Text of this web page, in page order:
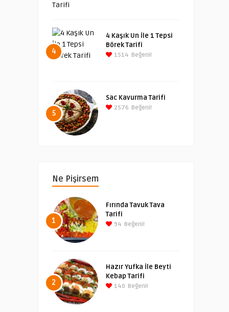
4
4 Kaşık Un İle 1 Tepsi
Börek Tarifi
1514 Beğeni!
5
Sac Kavurma Tarifi
2576 Beğeni!
Ne Pişirsem
1
Fırında Tavuk Tava
Tarifi
94 Beğeni!
2
Hazır Yufka İle Beyti
Kebap Tarifi
140 Beğeni!